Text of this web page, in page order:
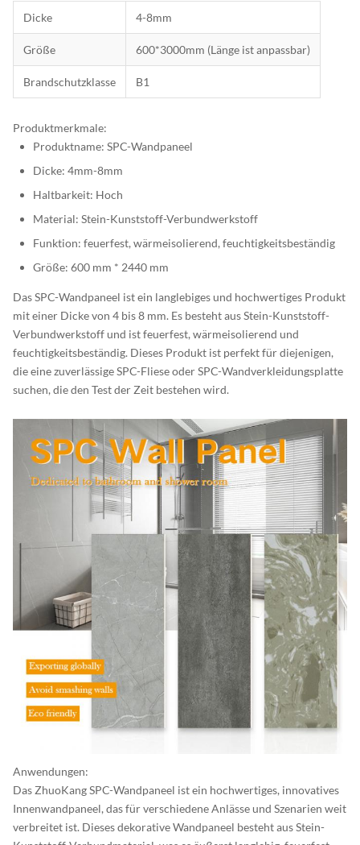
Dicke 4-8mm
Größe 600*3000mm (Länge ist anpassbar)
Brandschutzklasse B1
Produktmerkmale:
Produktname: SPC-Wandpaneel
Dicke: 4mm-8mm
Haltbarkeit: Hoch
Material: Stein-Kunststoff-Verbundwerkstoff
Funktion: feuerfest, wärmeisolierend, feuchtigkeitsbeständig
Größe: 600 mm * 2440 mm
Das SPC-Wandpaneel ist ein langlebiges und hochwertiges Produkt
mit einer Dicke von 4 bis 8 mm. Es besteht aus Stein-Kunststoff-
Verbundwerkstoff und ist feuerfest, wärmeisolierend und
feuchtigkeitsbeständig. Dieses Produkt ist perfekt für diejenigen,
die eine zuverlässige SPC-Fliese oder SPC-Wandverkleidungsplatte
suchen, die den Test der Zeit bestehen wird.
Anwendungen:
Das ZhuoKang SPC-Wandpaneel ist ein hochwertiges, innovatives
Innenwandpaneel, das für verschiedene Anlässe und Szenarien weit
verbreitet ist. Dieses dekorative Wandpaneel besteht aus Stein-